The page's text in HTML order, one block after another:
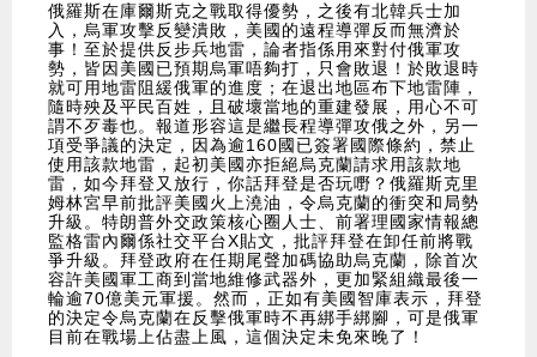
俄羅斯在庫爾斯克之戰取得優勢，之後有北韓兵士加
入，烏軍攻擊反變潰敗，美國的遠程導彈反而無濟於
事！至於提供反步兵地雷，論者指係用來對付俄軍攻
勢，皆因美國已預期烏軍唔夠打，只會敗退！於敗退時
就可用地雷阻緩俄軍的進度；在退出地區布下地雷陣，
隨時殃及平民百姓，且破壞當地的重建發展，用心不可
謂不歹毒也。報道形容這是繼長程導彈攻俄之外，另一
項受爭議的決定，因為逾160國已簽署國際條約，禁止
使用該款地雷，起初美國亦拒絕烏克蘭請求用該款地
雷，如今拜登又放行，你話拜登是否玩嘢？俄羅斯克里
姆林宮早前批評美國火上澆油，令烏克蘭的衝突和局勢
升級。特朗普外交政策核心圈人士、前署理國家情報總
監格雷內爾係社交平台X貼文，批評拜登在卸任前將戰
爭升級。拜登政府在任期尾聲加碼協助烏克蘭，除首次
容許美國軍工商到當地維修武器外，更加緊組織最後一
輪逾70億美元軍援。然而，正如有美國智庫表示，拜登
的決定令烏克蘭在反擊俄軍時不再綁手綁腳，可是俄軍
目前在戰場上佔盡上風，這個決定未免來晚了！